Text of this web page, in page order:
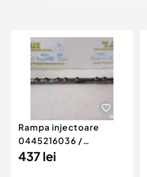
Rampa injectoare
0445216036 /
780542302 3.0 d 313
437 lei